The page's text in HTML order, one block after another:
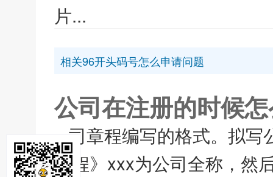
片...
相关96开头码号怎么申请问题
公司在注册的时候
...司章程编写的格式。拟
章程》xxx为公司全称，然